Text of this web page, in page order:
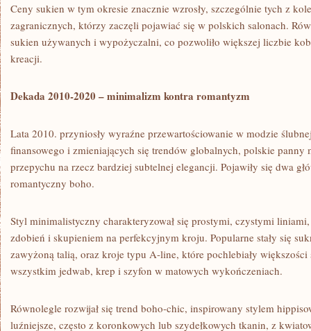
Ceny sukien w tym okresie znacznie wzrosły, szczególnie tych z
zagranicznych, którzy zaczęli pojawiać się w polskich salonach.
sukien używanych i wypożyczalni, co pozwoliło większej liczbie
kreacji.
Dekada 2010-2020 – minimalizm kontra romantyzm
Lata 2010. przyniosły wyraźne przewartościowanie w modzie
finansowego i zmieniających się trendów globalnych, polskie panny
przepychu na rzecz bardziej subtelnej elegancji. Pojawiły się dwa
romantyczny boho.
Styl minimalistyczny charakteryzował się prostymi, czystymi
zdobień i skupieniem na perfekcyjnym kroju. Popularne stały się
zawyżoną talią, oraz kroje typu A-line, które pochlebiały większości
wszystkim jedwab, krep i szyfon w matowych wykończeniach.
Równolegle rozwijał się trend boho-chic, inspirowany stylem
luźniejsze, często z koronkowych lub szydełkowych tkanin, z